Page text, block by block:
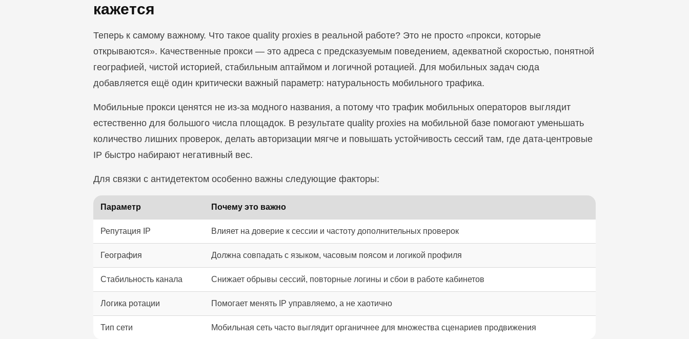
кажется
Теперь к самому важному. Что такое quality proxies в реальной работе? Это не просто «прокси, которые
открываются». Качественные прокси — это адреса с предсказуемым поведением, адекватной скоростью, понятной
географией, чистой историей, стабильным аптаймом и логичной ротацией. Для мобильных задач сюда
добавляется ещё один критически важный параметр: натуральность мобильного трафика.
Мобильные прокси ценятся не из-за модного названия, а потому что трафик мобильных операторов выглядит
естественно для большого числа площадок. В результате quality proxies на мобильной базе помогают уменьшать
количество лишних проверок, делать авторизации мягче и повышать устойчивость сессий там, где дата-центровые
IP быстро набирают негативный вес.
Для связки с антидетектом особенно важны следующие факторы:
Параметр Почему это важно
Репутация IP Влияет на доверие к сессии и частоту дополнительных проверок
География Должна совпадать с языком, часовым поясом и логикой профиля
Стабильность канала Снижает обрывы сессий, повторные логины и сбои в работе кабинетов
Логика ротации Помогает менять IP управляемо, а не хаотично
Тип сети Мобильная сеть часто выглядит органичнее для множества сценариев продвижения